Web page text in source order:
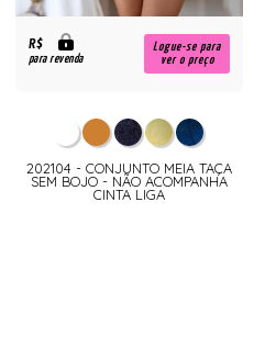
R$
para revenda
Logue-se para
ver o preço
202104 - CONJUNTO MEIA TAÇA
SEM BOJO - NÃO ACOMPANHA
CINTA LIGA